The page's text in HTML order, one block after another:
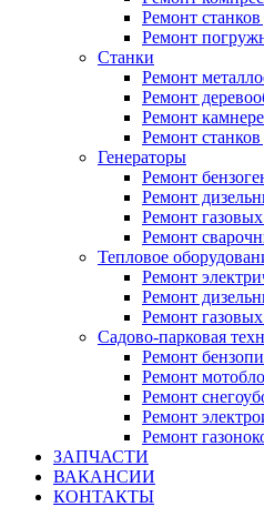
Ремонт
Ремонт
Станки
Ремонт
Ремонт
Ремонт
Ремонт
Генераторы
Ремонт
Ремонт
Ремонт
Ремонт
Тепловое
Ремонт
Ремонт
Ремонт
Садово-парковая
Ремонт
Ремонт
Ремонт
Ремонт
Ремонт
ЗАПЧАСТИ
ВАКАНСИИ
КОНТАКТЫ